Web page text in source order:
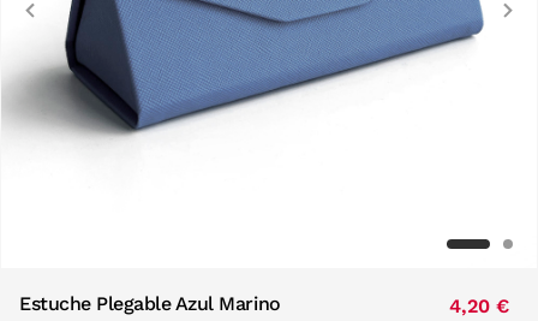
Previous
Estuche Plegable Azul Marino 4,20 €